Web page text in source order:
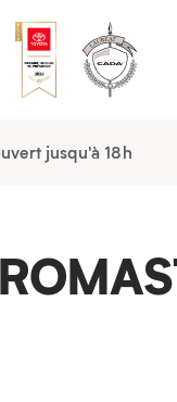
jusqu'à 18h